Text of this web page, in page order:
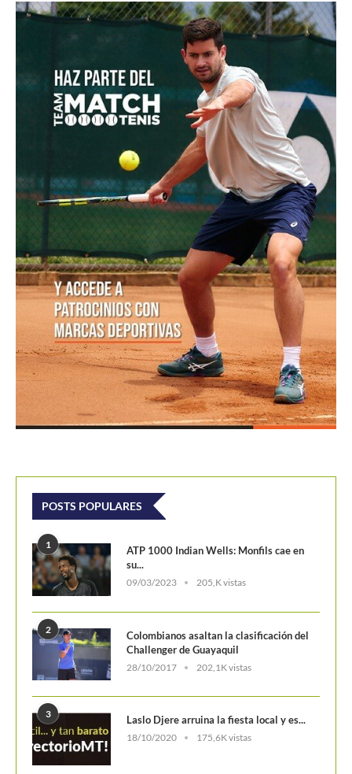
su...
09/03/2023
2
Challenger de Guayaquil
28/10/2017 202,1K vistas
3
18/10/2020 175,6K vistas